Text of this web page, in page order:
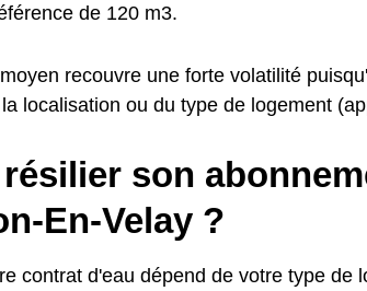
de 120 m3.
recouvre une forte volatilité
localisation ou du type de logement
son
En-Velay ?
contrat d'eau dépend de votre type de